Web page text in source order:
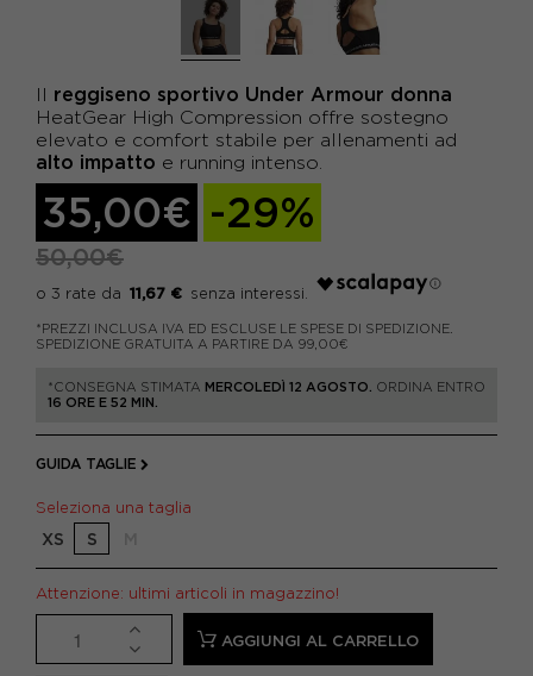
Il reggiseno sportivo Under Armour donna
HeatGear High Compression offre sostegno
elevato e comfort stabile per allenamenti ad
alto impatto e running intenso.
35,00€ -29%
50,00€
11,67 €
*PREZZI INCLUSA IVA ED ESCLUSE LE SPESE DI SPEDIZIONE.
SPEDIZIONE GRATUITA A PARTIRE DA 99,00€
*CONSEGNA STIMATA MERCOLEDÌ 12 AGOSTO.
ORDINA ENTRO
16 ORE E 52 MIN.
GUIDA TAGLIE
Seleziona una taglia
XS S
Attenzione: ultimi articoli in magazzino!
AGGIUNGI AL CARRELLO